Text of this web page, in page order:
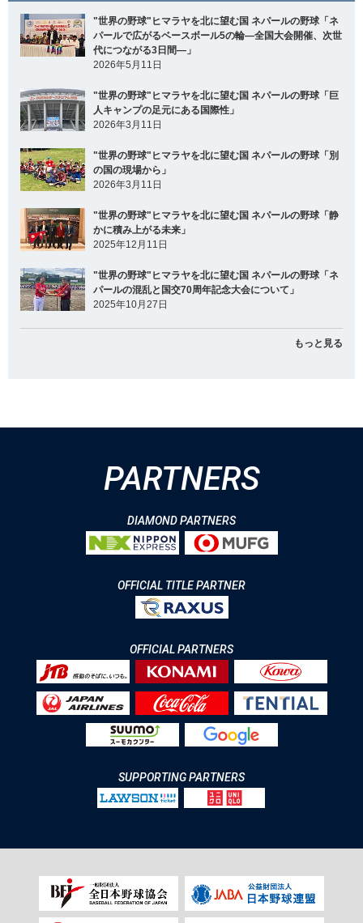
"世界の野球"ヒマラヤを北に望む国 ネパールの野球「ネ
パールで広がるベースボール5の輪―全国大会開催、次世
代につながる3日間―」
2026年5月11日
"世界の野球"ヒマラヤを北に望む国 ネパールの野球「巨
人キャンプの足元にある国際性」
2026年3月11日
"世界の野球"ヒマラヤを北に望む国 ネパールの野球「別
の国の現場から」
2026年3月11日
"世界の野球"ヒマラヤを北に望む国 ネパールの野球「静
かに積み上がる未来」
2025年12月11日
"世界の野球"ヒマラヤを北に望む国 ネパールの野球「ネ
パールの混乱と国交70周年記念大会について」
2025年10月27日
もっと見る
PARTNERS
DIAMOND PARTNERS
OFFICIAL TITLE PARTNER
OFFICIAL PARTNERS
SUPPORTING PARTNERS